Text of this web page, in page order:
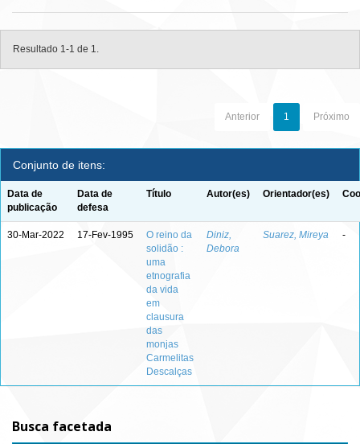
Resultado 1-1 de 1.
Anterior 1 Próximo
Conjunto de itens:
Data de
publicação
Data de
defesa
Título Autor(es) Orientador(es)
30-Mar-2022 17-Fev-1995
O reino da
solidão :
uma
etnografia
da vida
em
clausura
das
monjas
Carmelitas
Descalças
Diniz,
Debora
Suarez, Mireya -
Busca facetada